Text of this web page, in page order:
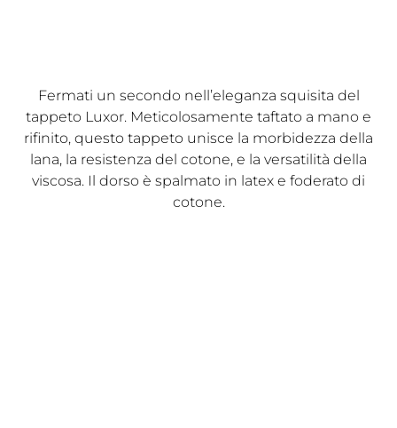
Fermati un secondo nell’eleganza squisita del
tappeto Luxor. Meticolosamente taftato a mano e
rifinito, questo tappeto unisce la morbidezza della
lana, la resistenza del cotone, e la versatilità della
viscosa. Il dorso è spalmato in latex e foderato di
cotone.